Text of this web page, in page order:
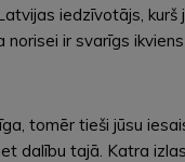
iedzīvotājs,
ir svarīgs
tomēr tieši jūsu
dalību tajā. Katra